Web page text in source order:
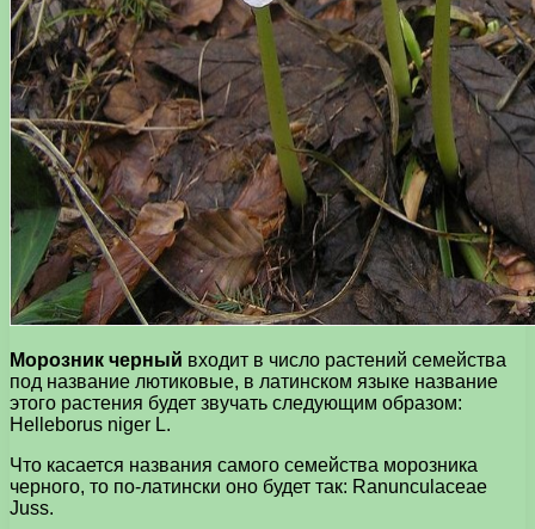
Морозник черный входит в число растений семейства
под название лютиковые, в латинском языке название
этого растения будет звучать следующим образом:
Helleborus niger L.
Что касается названия самого семейства морозника
черного, то по-латински оно будет так: Ranunculaceae
Juss.